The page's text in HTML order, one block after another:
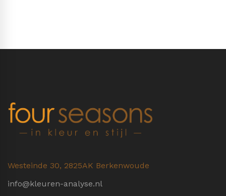
Westeinde 30, 2825AK Berkenwoude
info@kleuren-analyse.nl